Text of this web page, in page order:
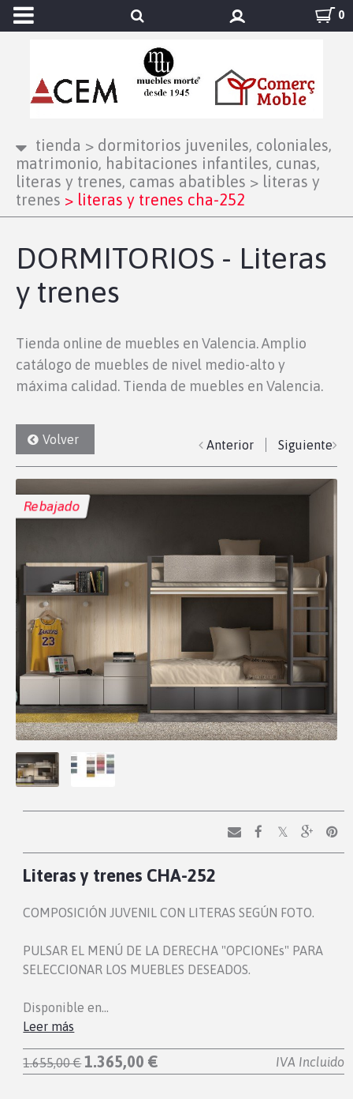
0
tienda > dormitorios juveniles, coloniales,
matrimonio, habitaciones infantiles, cunas,
literas y trenes, camas abatibles > literas y
trenes > literas y trenes cha-252
DORMITORIOS - Literas
y trenes
Tienda online de muebles en Valencia. Amplio
catálogo de muebles de nivel medio-alto y
máxima calidad. Tienda de muebles en Valencia.
Volver Anterior Siguiente
Rebajado
Literas y trenes CHA-252
COMPOSICIÓN JUVENIL CON LITERAS SEGÚN FOTO.
PULSAR EL MENÚ DE LA DERECHA "OPCIONEs" PARA
SELECCIONAR LOS MUEBLES DESEADOS.
Disponible en…
Leer más
1.655,00 € 1.365,00 € IVA Incluido